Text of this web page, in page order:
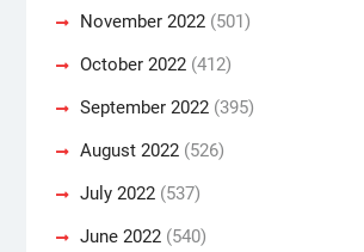
November 2022(501)
October 2022(412)
September 2022(395)
August 2022(526)
July 2022(537)
June 2022(540)